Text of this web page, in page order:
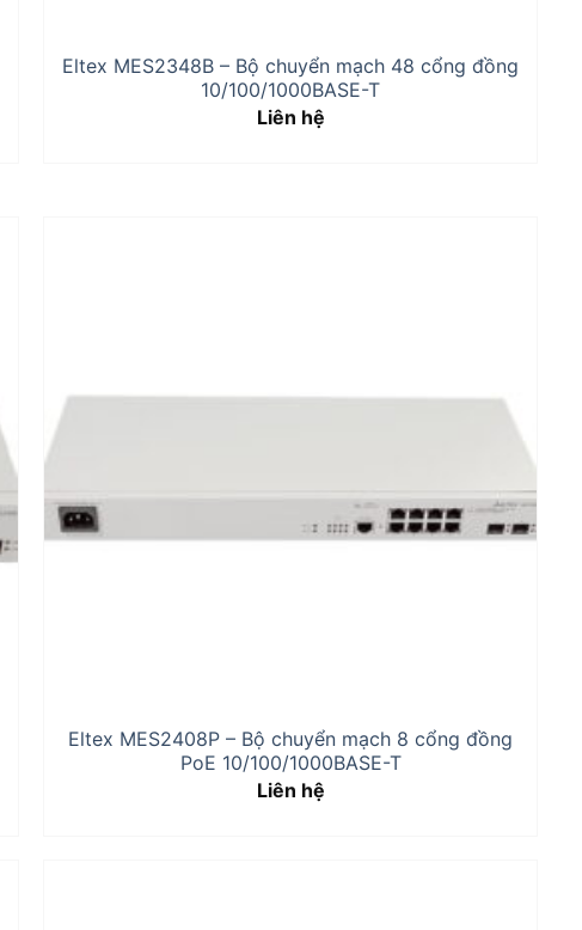
Eltex MES2348B – Bộ chuyển mạch 48 cổng đồng
10/100/1000BASE-T
Liên hệ
Eltex MES2408P – Bộ chuyển mạch 8 cổng đồng
PoE 10/100/1000BASE-T
Liên hệ